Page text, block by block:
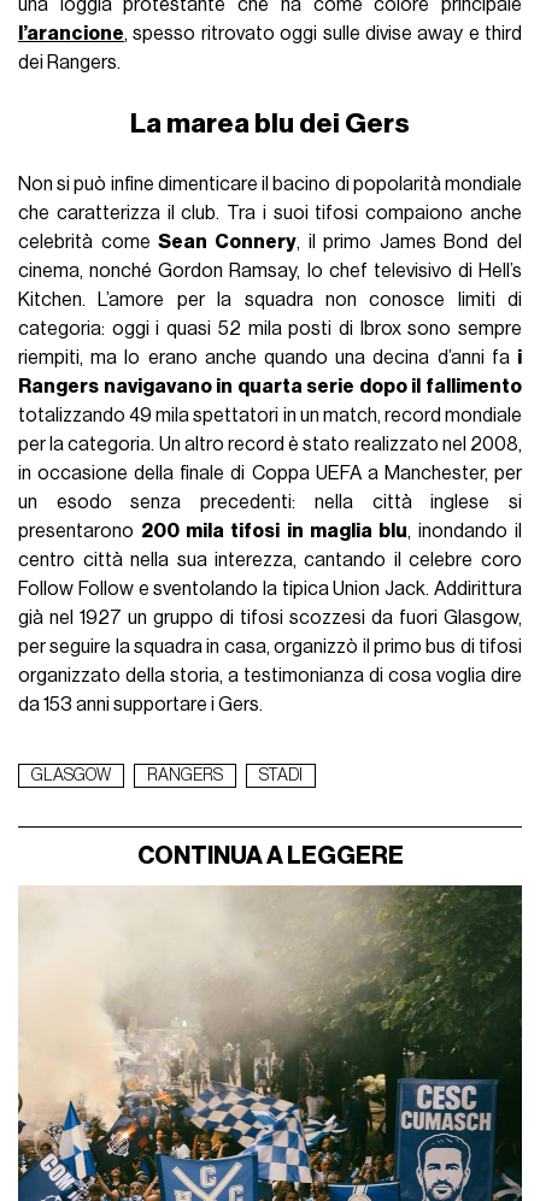
una loggia protestante che ha come colore principale
l’arancione, spesso ritrovato oggi sulle divise away e third
dei Rangers.
La marea blu dei Gers
Non si può infine dimenticare il bacino di popolarità mondiale
che caratterizza il club. Tra i suoi tifosi compaiono anche
celebrità comeSean Connery, il primo James Bond del
cinema, nonché Gordon Ramsay, lo chef televisivo di Hell’s
Kitchen. L’amore per la squadra non conosce limiti di
categoria: oggi i quasi 52 mila posti di Ibrox sono sempre
riempiti, ma lo erano anche quando una decina d’anni fa i
Rangers navigavano in quarta serie dopo il fallimento
totalizzando 49 mila spettatori in un match, record mondiale
per la categoria. Un altro record è stato realizzato nel 2008,
in occasione della finale di Coppa UEFA a Manchester, per
un esodo senza precedenti: nella città inglese si
presentarono 200 mila tifosi in maglia blu, inondando il
centro città nella sua interezza, cantando il celebre coro
Follow Follow e sventolando la tipica Union Jack. Addirittura
già nel 1927 un gruppo di tifosi scozzesi da fuori Glasgow,
per seguire la squadra in casa, organizzò il primo bus di tifosi
organizzato della storia, a testimonianza di cosa voglia dire
da 153 anni supportare i Gers.
GLASGOW RANGERS STADI
CONTINUA A LEGGERE